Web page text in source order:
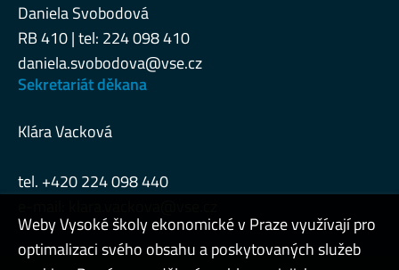
Daniela Svobodová
RB 410 | tel: 224 098 410
daniela.svobodova@vse.cz
Sekretariát děkana
Klára Vacková
tel. +420 224 098 440
Weby Vysoké školy ekonomické v Praze využívají pro
optimalizaci svého obsahu a poskytovaných služeb